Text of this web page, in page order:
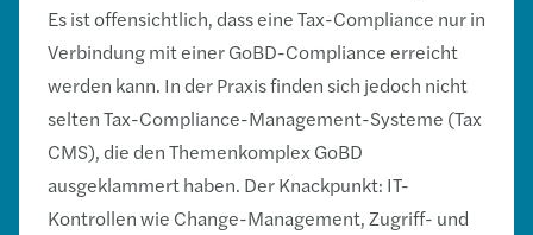
Es ist offensichtlich, dass eine Tax-Compliance nur in
Verbindung mit einer GoBD-Compliance erreicht
werden kann. In der Praxis finden sich jedoch nicht
selten Tax-Compliance-Management-Systeme (Tax
CMS), die den Themenkomplex GoBD
ausgeklammert haben. Der Knackpunkt: IT-
Kontrollen wie Change-Management, Zugriff- und